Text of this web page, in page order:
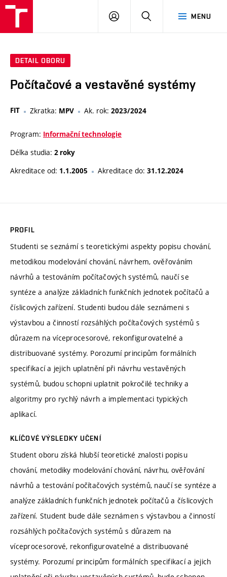
MENU
PŘIHLÁSIT
DETAIL OBORU
Počítačové a vestavěné systémy
FIT Zkratka: MPV Ak. rok: 2023/2024
Program: Informační technologie
Délka studia: 2 roky
Akreditace od: 1.1.2005 Akreditace do: 31.12.2024
PROFIL
Studenti se seznámí s teoretickými aspekty popisu chování,
metodikou modelování chování, návrhem, ověřováním
návrhů a testováním počítačových systémů, naučí se
syntéze a analýze základních funkčních jednotek počítačů a
číslicových zařízení. Studenti budou dále seznámeni s
výstavbou a činností rozsáhlých počítačových systémů s
důrazem na víceprocesorové, rekonfigurovatelné a
distribuované systémy. Porozumí principům formálních
specifikací a jejich uplatnění při návrhu vestavěných
systémů, budou schopni uplatnit pokročilé techniky a
algoritmy pro rychlý návrh a implementaci typických
aplikací.
KLÍČOVÉ VÝSLEDKY UČENÍ
Student oboru získá hlubší teoretické znalosti popisu
chování, metodiky modelování chování, návrhu, ověřování
návrhů a testování počítačových systémů, naučí se syntéze a
analýze základních funkčních jednotek počítačů a číslicových
zařízení. Student bude dále seznámen s výstavbou a činností
rozsáhlých počítačových systémů s důrazem na
víceprocesorové, rekonfigurovatelné a distribuované
systémy. Porozumí principům formálních specifikací a jejich